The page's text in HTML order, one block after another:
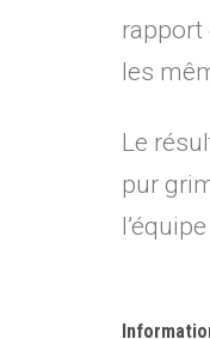
rapport
les
Le
pur